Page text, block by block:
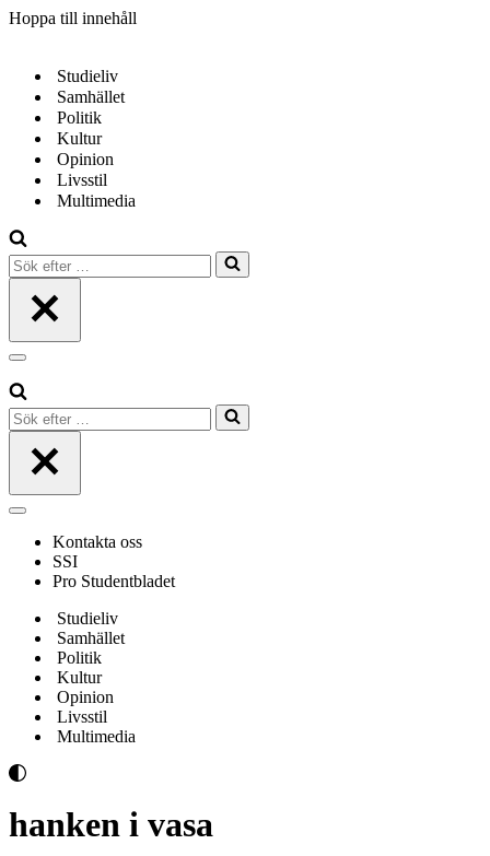
Hoppa till innehåll
Studieliv
Samhället
Politik
Kultur
Opinion
Livsstil
Multimedia
Sök
efter
Navigeringsmeny
Sök
efter
Navigeringsmeny
Kontakta oss
SSI
Pro Studentbladet
Studieliv
Samhället
Politik
Kultur
Opinion
Livsstil
Multimedia
hanken i vasa